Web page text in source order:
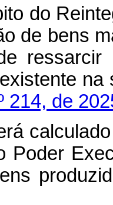
do
de bens
ressarcir
existente
214, de
Poder